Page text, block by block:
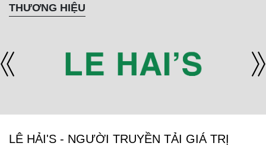
THƯƠNG HIỆU
LÊ HẢI'S - NGƯỜI TRUYỀN TẢI GIÁ TRỊ